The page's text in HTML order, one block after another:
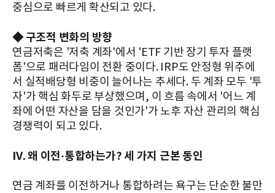
중심으로 빠르게 확산되고 있다.
◆ 구조적 변화의 방향
연금저축은 '저축 계좌'에서 'ETF 기반 장기 투자 플랫
폼'으로 패러다임이 전환 중이다. IRP도 안정형 위주에
서 실적배당형 비중이 늘어나는 추세다. 두 계좌 모두 '투
자'가 핵심 화두로 부상했으며, 이 흐름 속에서 '어느 계
좌에 어떤 자산을 담을 것인가'가 노후 자산 관리의 핵심
경쟁력이 되고 있다.
IV. 왜 이전·통합하는가? 세 가지 근본 동인
연금 계좌를 이전하거나 통합하려는 욕구는 단순한 불만